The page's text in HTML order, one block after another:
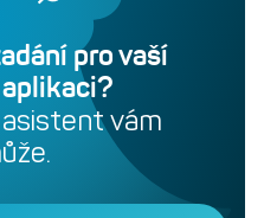
pro vaší
vám